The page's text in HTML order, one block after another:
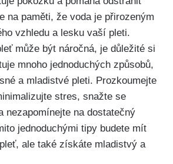
na paměti, že voda je přirozeným
vzhledu a ‍lesku vaší pleti.
​může být náročná, je důležité ​si
mnoho‍ jednoduchých způsobů,
a mladistvé pleti. Prozkoumejte
stres, snažte se
nezapomínejte na dostatečný
jednoduchými tipy⁣ budete⁤ mít⁢
ale také získáte mladistvý a